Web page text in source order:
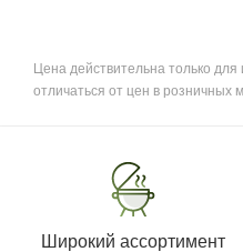
Цена действительна только
отличаться от цен в розничных
Широкий ассортимент